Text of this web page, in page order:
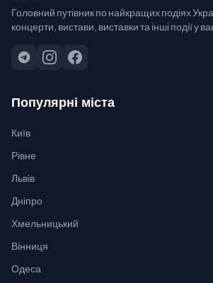
Головний путівник по найкращих подіях
концерти, вистави, виставки та інші події у
Популярні міста
Київ
Рівне
Львів
Дніпро
Хмельницький
Вінниця
Одеса